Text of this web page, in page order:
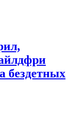
бездетных